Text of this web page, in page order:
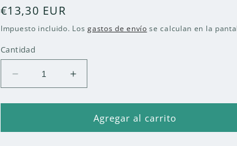
Precio
habitual
€13,30 EUR
Impuesto incluido. Losgastos de envío se calculan en la
Cantidad
Reducir
cantidad
para
ANIMO
Aumentar
cantidad
para
MAS
ANIMO
Agregar al carrito